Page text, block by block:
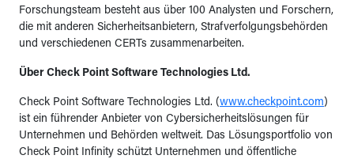
Forschungsteam besteht aus über 100 Analysten und Forschern,
die mit anderen Sicherheitsanbietern, Strafverfolgungsbehörden
und verschiedenen CERTs zusammenarbeiten.
Über Check Point Software Technologies Ltd.
Check Point Software Technologies Ltd. (www.checkpoint.com)
ist ein führender Anbieter von Cybersicherheitslösungen für
Unternehmen und Behörden weltweit. Das Lösungsportfolio von
Check Point Infinity schützt Unternehmen und öffentliche